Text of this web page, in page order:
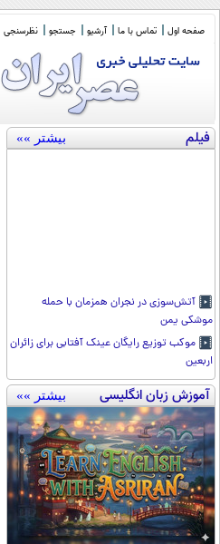
صفحه اول تماس با ما آرشیو جستجو نظرسنجی
فیلم بیشتر »»
آتش‌سوزی در نجران همزمان با حمله
موشکی یمن
موکب توزیع رایگان عینک آفتابی برای زائران
اربعین
آموزش زبان انگلیسی بیشتر »»